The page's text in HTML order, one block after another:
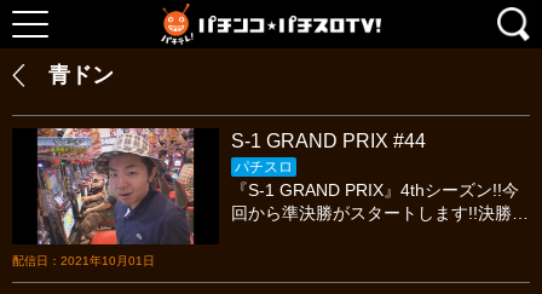
青ドン
配信日：2021年10月01日
S-1 GRAND PRIX #44
パチスロ
『S-1 GRAND PRIX』4thシーズン!!今
回から準決勝がスタートします!!決勝へ
『無道Ｘ』、そしてマガジン勢初の決